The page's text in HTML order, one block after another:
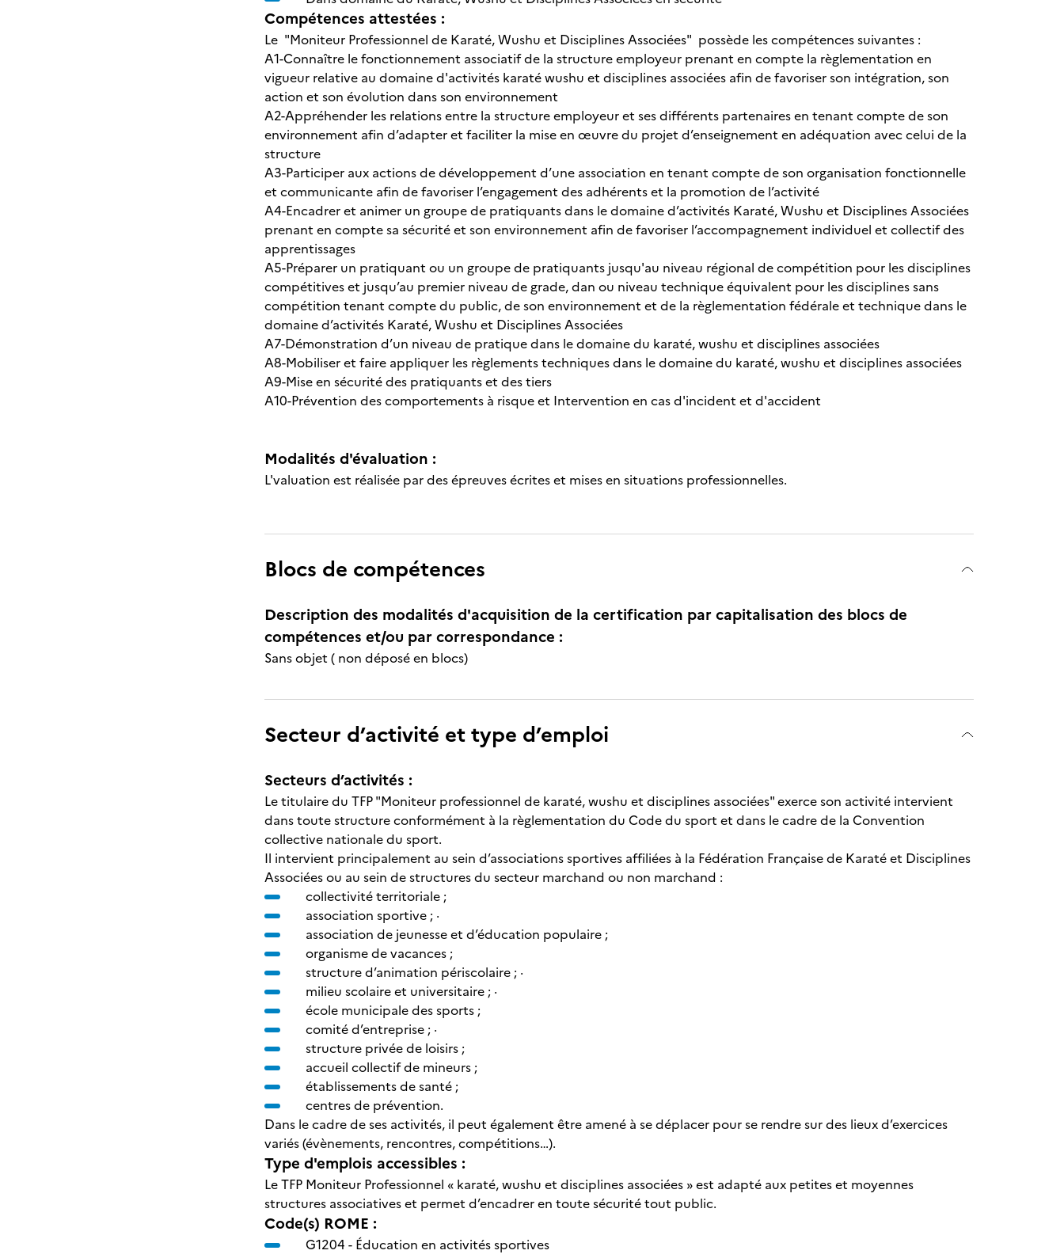
Compétences attestées :
Le "Moniteur Professionnel de Karaté, Wushu et Disciplines Associées" possède les compétences suivantes :
A1-Connaître le fonctionnement associatif de la structure employeur prenant en compte la règlementation en
vigueur relative au domaine d'activités karaté wushu et disciplines associées afin de favoriser son intégration, son
action et son évolution dans son environnement
A2-Appréhender les relations entre la structure employeur et ses différents partenaires en tenant compte de son
environnement afin d’adapter et faciliter la mise en œuvre du projet d’enseignement en adéquation avec celui de la
structure
A3-Participer aux actions de développement d’une association en tenant compte de son organisation fonctionnelle
et communicante afin de favoriser l’engagement des adhérents et la promotion de l’activité
A4-Encadrer et animer un groupe de pratiquants dans le domaine d’activités Karaté, Wushu et Disciplines Associées
prenant en compte sa sécurité et son environnement afin de favoriser l’accompagnement individuel et collectif des
apprentissages
A5-Préparer un pratiquant ou un groupe de pratiquants jusqu'au niveau régional de compétition pour les disciplines
compétitives et jusqu’au premier niveau de grade, dan ou niveau technique équivalent pour les disciplines sans
compétition tenant compte du public, de son environnement et de la règlementation fédérale et technique dans le
domaine d’activités Karaté, Wushu et Disciplines Associées
A7-Démonstration d’un niveau de pratique dans le domaine du karaté, wushu et disciplines associées
A8-Mobiliser et faire appliquer les règlements techniques dans le domaine du karaté, wushu et disciplines associées
A9-Mise en sécurité des pratiquants et des tiers
A10-Prévention des comportements à risque et Intervention en cas d'incident et d'accident
Modalités d'évaluation :
L'valuation est réalisée par des épreuves écrites et mises en situations professionnelles.
Blocs de compétences
Description des modalités d'acquisition de la certification par capitalisation des blocs de
compétences et/ou par correspondance :
Sans objet ( non déposé en blocs)
Secteur d’activité et type d’emploi
Secteurs d’activités :
Le titulaire du TFP "Moniteur professionnel de karaté, wushu et disciplines associées" exerce son activité intervient
dans toute structure conformément à la règlementation du Code du sport et dans le cadre de la Convention
collective nationale du sport.
Il intervient principalement au sein d’associations sportives affiliées à la Fédération Française de Karaté et Disciplines
Associées ou au sein de structures du secteur marchand ou non marchand :
collectivité territoriale ;
association sportive ; ·
association de jeunesse et d’éducation populaire ;
organisme de vacances ;
structure d’animation périscolaire ; ·
milieu scolaire et universitaire ; ·
école municipale des sports ;
comité d’entreprise ; ·
structure privée de loisirs ;
accueil collectif de mineurs ;
établissements de santé ;
centres de prévention.
Dans le cadre de ses activités, il peut également être amené à se déplacer pour se rendre sur des lieux d’exercices
variés (évènements, rencontres, compétitions…).
Type d'emplois accessibles :
Le TFP Moniteur Professionnel « karaté, wushu et disciplines associées » est adapté aux petites et moyennes
structures associatives et permet d’encadrer en toute sécurité tout public.
Code(s) ROME :
G1204 - Éducation en activités sportives